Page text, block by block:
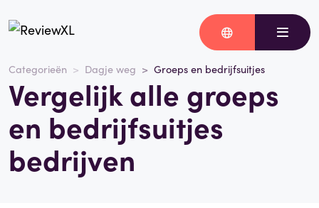
Categorieën Dagje weg Groeps en bedrijfsuitjes
Vergelijk alle groeps
en bedrijfsuitjes
bedrijven